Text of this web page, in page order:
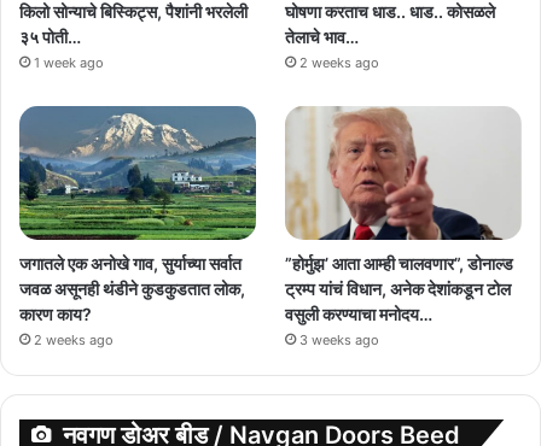
किलो सोन्याचे बिस्किट्स, पैशांनी भरलेली
३५ पोती…
1 week ago
घोषणा करताच धाड.. धाड.. कोसळले
तेलाचे भाव…
2 weeks ago
जगातले एक अनोखे गाव, सुर्याच्या सर्वात
जवळ असूनही थंडीने कुडकुडतात लोक,
कारण काय?
2 weeks ago
”होर्मुझ’ आता आम्ही चालवणार”, डोनाल्ड
ट्रम्प यांचं विधान, अनेक देशांकडून टोल
वसुली करण्याचा मनोदय…
3 weeks ago
नवगण डोअर बीड / Navgan Doors Beed